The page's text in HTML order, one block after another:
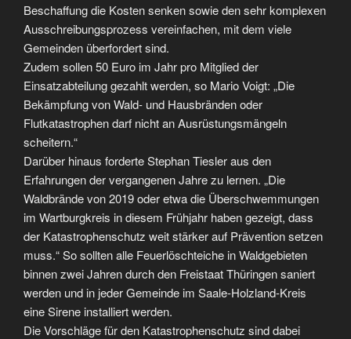
Beschaffung die Kosten senken sowie den sehr komplexen
Ausschreibungsprozess vereinfachen, mit dem viele
Gemeinden überfordert sind.
Zudem sollen 50 Euro im Jahr pro Mitglied der
Einsatzabteilung gezahlt werden, so Mario Voigt: „Die
Bekämpfung von Wald- und Hausbränden oder
Flutkatastrophen darf nicht an Ausrüstungsmängeln
scheitern.“
Darüber hinaus forderte Stephan Tiesler aus den
Erfahrungen der vergangenen Jahre zu lernen. „Die
Waldbrände von 2019 oder etwa die Überschwemmungen
im Wartburgkreis in diesem Frühjahr haben gezeigt, dass
der Katastrophenschutz weit stärker auf Prävention setzen
muss.“ So sollten alle Feuerlöschteiche in Waldgebieten
binnen zwei Jahren durch den Freistaat Thüringen saniert
werden und in jeder Gemeinde im Saale-Holzland-Kreis
eine Sirene installiert werden.
Die Vorschläge für den Katastrophenschutz sind dabei